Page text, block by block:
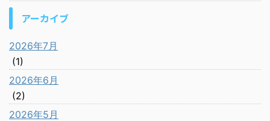
アーカイブ
2026年7月
(1)
2026年6月
(2)
2026年5月